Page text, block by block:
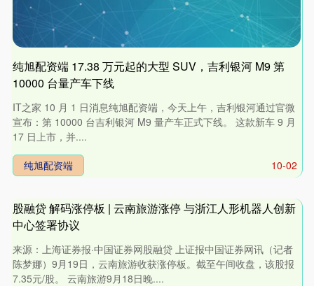
纯旭配资端 17.38 万元起的大型 SUV，吉利银河 M9 第
10000 台量产车下线
IT之家 10 月 1 日消息纯旭配资端，今天上午，吉利银河通过官微
宣布：第 10000 台吉利银河 M9 量产车正式下线。 这款新车 9 月
17 日上市，并....
10-02
纯旭配资端
股融贷 解码涨停板 | 云南旅游涨停 与浙江人形机器人创新
中心签署协议
来源：上海证券报·中国证券网股融贷 上证报中国证券网讯（记者
陈梦娜）9月19日，云南旅游收获涨停板。截至午间收盘，该股报
7.35元/股。 云南旅游9月18日晚....